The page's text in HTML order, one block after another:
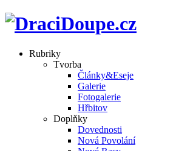
Rubriky
Tvorba
Články&Eseje
Galerie
Fotogalerie
Hřbitov
Doplňky
Dovednosti
Nová Povolání